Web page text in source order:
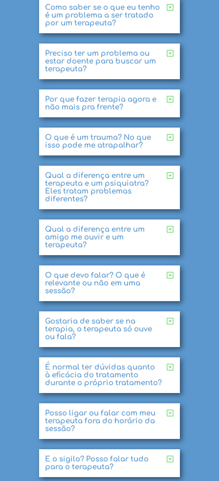
Como saber se o que eu tenho
é um problema a ser tratado
por um terapeuta?
Preciso ter um problema ou
estar doente para buscar um
terapeuta?
Por que fazer terapia agora e
não mais pra frente?
O que é um trauma? No que
isso pode me atrapalhar?
Qual a diferença entre um
terapeuta e um psiquiatra?
Eles tratam problemas
diferentes?
Qual a diferença entre um
amigo me ouvir e um
terapeuta?
O que devo falar? O que é
relevante ou não em uma
sessão?
Gostaria de saber se na
terapia, o terapeuta só ouve
ou fala?
É normal ter dúvidas quanto
à eficácia do tratamento
durante o próprio tratamento?
Posso ligar ou falar com meu
terapeuta fora do horário da
sessão?
E o sigilo? Posso falar tudo
para o terapeuta?